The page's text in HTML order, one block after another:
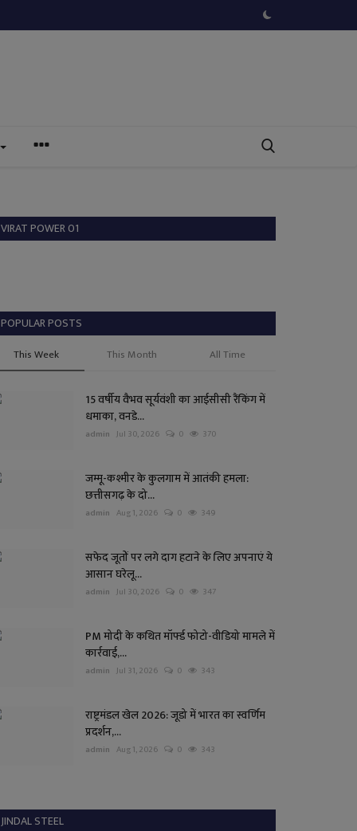
VIRAT POWER 01
POPULAR POSTS
This Week This Month All Time
15 वर्षीय वैभव सूर्यवंशी का आईसीसी रैंकिंग में
धमाका, वनडे...
admin Jul 30, 2026 0 370
जम्मू-कश्मीर के कुलगाम में आतंकी हमला:
छत्तीसगढ़ के दो...
admin Aug 1, 2026 0 349
सफेद जूतों पर लगे दाग हटाने के लिए अपनाएं ये
आसान घरेलू...
admin Jul 30, 2026 0 347
PM मोदी के कथित मॉर्फ्ड फोटो-वीडियो मामले में
कार्रवाई,...
admin Jul 31, 2026 0 343
राष्ट्रमंडल खेल 2026: जूडो में भारत का स्वर्णिम
प्रदर्शन,...
admin Aug 1, 2026 0 343
JINDAL STEEL